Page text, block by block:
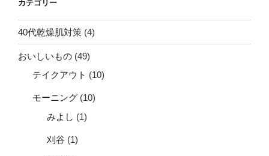
カテゴリー
40代乾燥肌対策 (4)
おいしいもの (49)
テイクアウト (10)
モーニング (10)
みよし (1)
刈谷 (1)